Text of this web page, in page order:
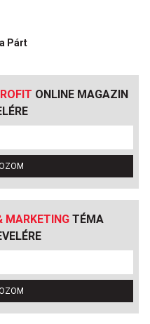
Párt
ONLINE MAGAZIN
MARKETING TÉMA